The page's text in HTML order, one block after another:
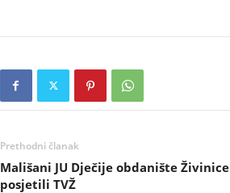
Prethodni članak
Mališani JU Dječije obdanište Živinice
posjetili TVŽ